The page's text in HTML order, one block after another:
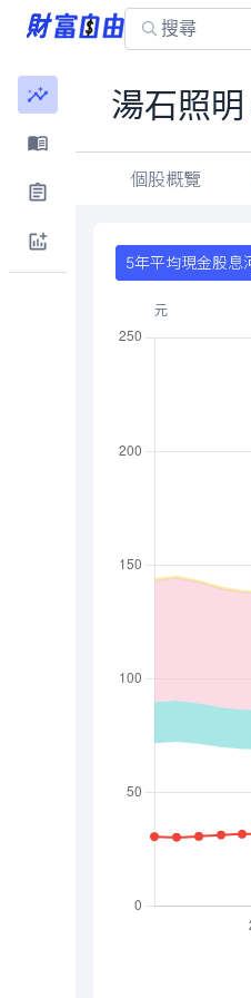
湯石照明
個股概覽
5年平均現金股息